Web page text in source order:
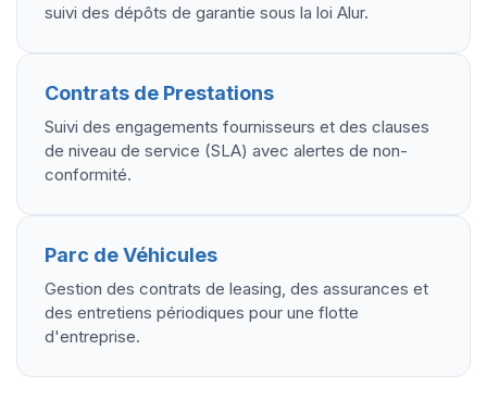
suivi des dépôts de garantie sous la loi Alur.
Contrats de Prestations
Suivi des engagements fournisseurs et des clauses
de niveau de service (SLA) avec alertes de non-
conformité.
Parc de Véhicules
Gestion des contrats de leasing, des assurances et
des entretiens périodiques pour une flotte
d'entreprise.